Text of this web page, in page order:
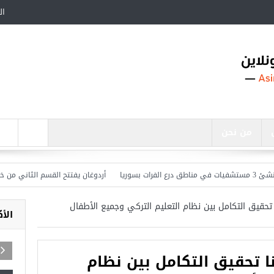
أردوغان يفتتح القسم الثاني من خط
التكامل بين نظام التعليم التركي وجميع الأطفال
تحقيق التكامل بين نظام